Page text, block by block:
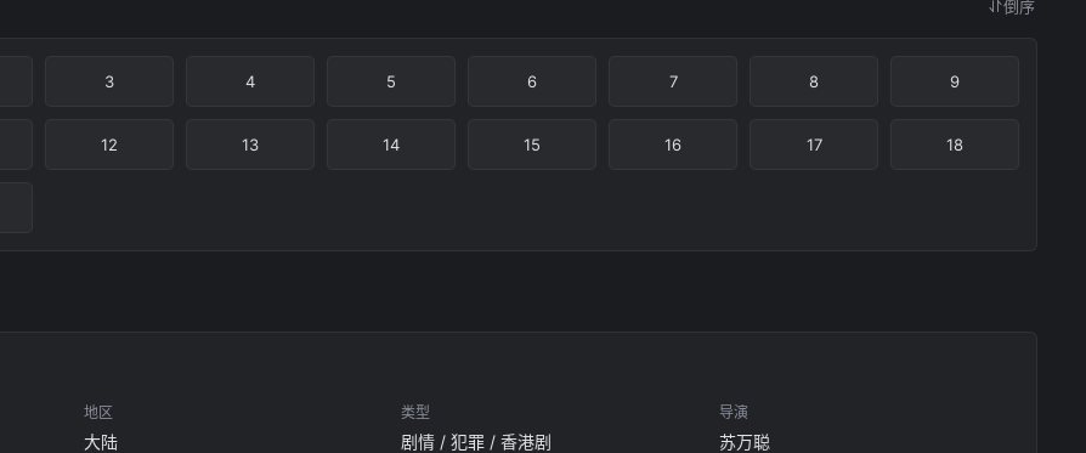
倒序
3 4 5 6 7 8 9
12 13 14 15 16 17 18
地区
大陆
类型
剧情 / 犯罪 / 香港剧
导演
苏万聪